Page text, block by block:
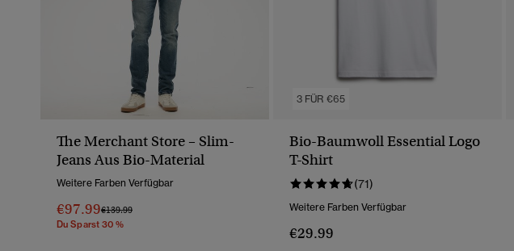
The Merchant Store – Slim-
Jeans Aus Bio-Material
Weitere Farben Verfügbar
€97.99Preis Wurde Reduziert Von
€139.99Bis
Du Sparst 30 %
3 FÜR €65
Bio-Baumwoll Essential Logo
T-Shirt
(71)
Weitere Farben Verfügbar
€29.99